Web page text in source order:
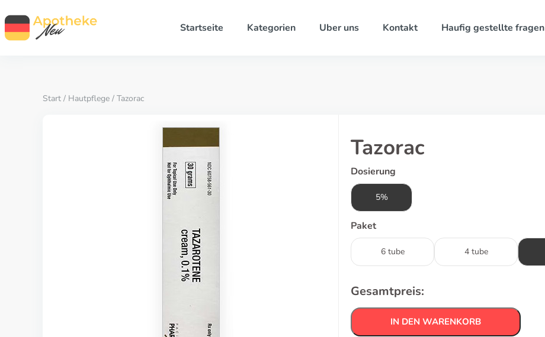
Startseite Kategorien Uber uns Kontakt Haufig gestellte fragen
Start / Hautpflege / Tazorac
Tazorac
Dosierung
5%
Paket
6 tube 4 tube
Gesamtpreis:
IN DEN WARENKORB